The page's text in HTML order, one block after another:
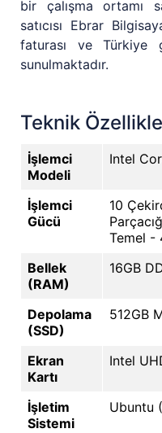
bir çalışma ortamı
satıcısı Ebrar
faturası ve Türkiye
sunulmaktadır.
Teknik
İşlemci
Modeli
Intel
İşlemci
Gücü
10
Temel -
Bellek
(RAM)
16GB
Depolama
(SSD)
512GB
Ekran
Kartı
Intel
İşletim
Sistemi
Ubuntu